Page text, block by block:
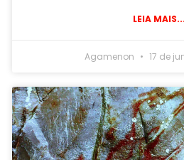
LEIA MAIS...
Agamenon 17 de